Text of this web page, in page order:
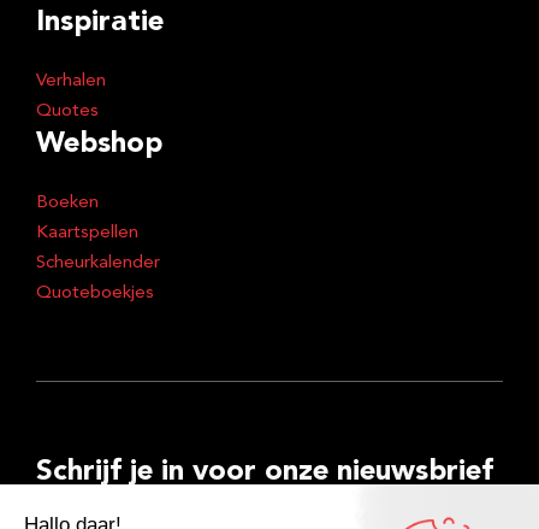
Inspiratie
Verhalen
Quotes
Webshop
Boeken
Kaartspellen
Scheurkalender
Quoteboekjes
Schrijf je in voor onze nieuwsbrief